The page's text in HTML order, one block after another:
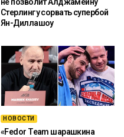
Стерлингу сорвать супербой
Ян-Диллашоу
НОВОСТИ
«Fedor Team шарашкина